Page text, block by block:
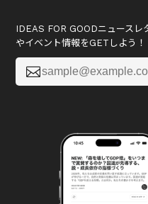
IDEAS FOR GOODニュースレ
やイベント情報をGETしよう！
